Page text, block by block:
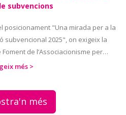
subvencions
posicionament "Una mirada per a la
subvencional 2025", on exigeix la
de l’Associacionisme per…
més >
més